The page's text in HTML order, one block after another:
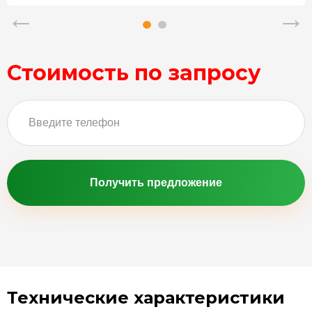
Стоимость по запросу
Получить предложение
Технические характеристики